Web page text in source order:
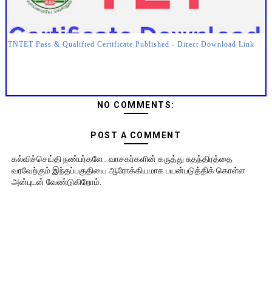
TNTET Pass & Qualified Certificate Published - Direct Download Link
NO COMMENTS:
POST A COMMENT
கல்விச்செய்தி நண்பர்களே.. வாசகர்களின் கருத்து சுதந்திரத்தை
வரவேற்கும் இந்தப்பகுதியை ஆரோக்கியமாக பயன்படுத்திக் கொள்ள
அன்புடன் வேண்டுகிறோம்.